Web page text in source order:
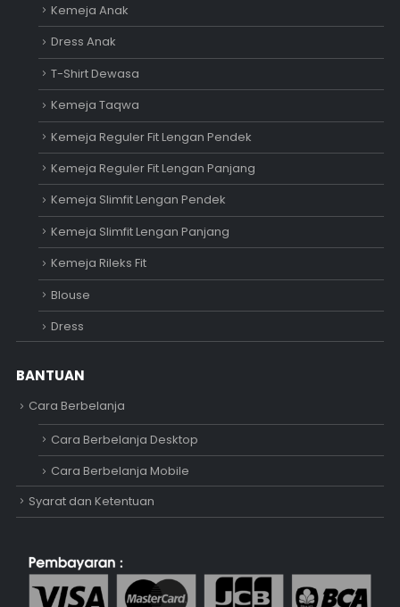
Kemeja Anak
Dress Anak
T-Shirt Dewasa
Kemeja Taqwa
Kemeja Reguler Fit Lengan Pendek
Kemeja Reguler Fit Lengan Panjang
Kemeja Slimfit Lengan Pendek
Kemeja Slimfit Lengan Panjang
Kemeja Rileks Fit
Blouse
Dress
BANTUAN
Cara Berbelanja
Cara Berbelanja Desktop
Cara Berbelanja Mobile
Syarat dan Ketentuan